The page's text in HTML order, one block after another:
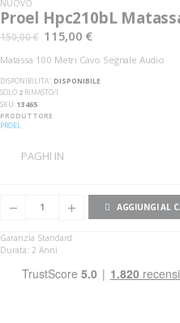
di
immagini
di
immagini
NUOVO
Proel Hpc210bL
150,00 € 115,00 €
Matassa 100 Metri Cavo Segnale Audio
DISPONIBILITA':DISPONIBILE
SOLO 2 RIMASTO/I
SKU 13465
PRODUTTORE
PROEL
PAGHI IN
AGGIUNGI AL
Garanzia Standard
Durata: 2 Anni